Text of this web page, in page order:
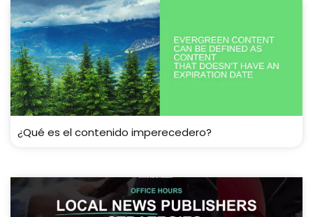
¿Qué es el contenido imperecedero?